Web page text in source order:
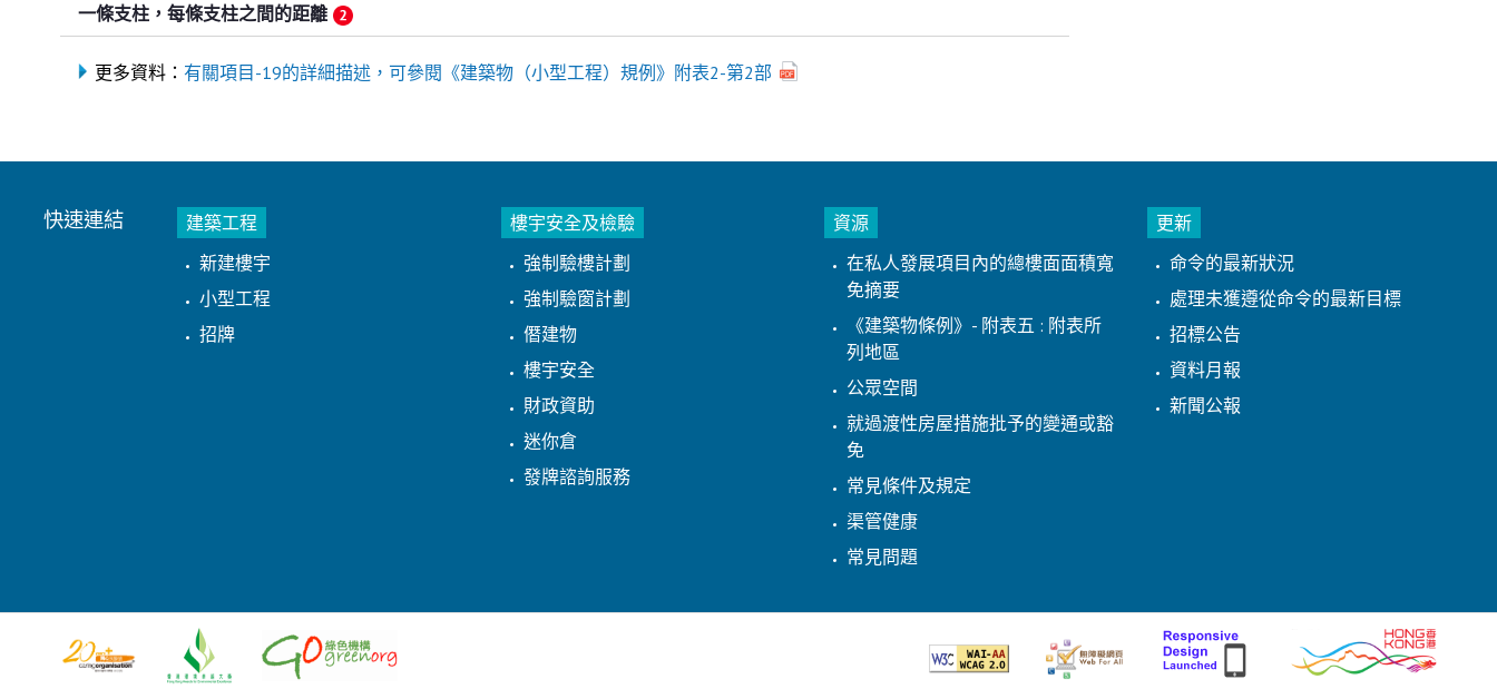
一條支柱，每條支柱之間的距離
更多資料： 有關項目-19的詳細描述，可參閱《建築物（小型工程）規例》附表2-第2部
快速連結
建築工程
新建樓宇
小型工程
招牌
樓宇安全及檢驗
強制驗樓計劃
強制驗窗計劃
僭建物
樓宇安全
財政資助
迷你倉
發牌諮詢服務
資源
在私人發展項目內的總樓面面積寬
免摘要
《建築物條例》- 附表五 : 附表所
列地區
公眾空間
就過渡性房屋措施批予的變通或豁
免
常見條件及規定
渠管健康
常見問題
更新
命令的最新狀況
處理未獲遵從命令的最新目標
招標公告
資料月報
新聞公報